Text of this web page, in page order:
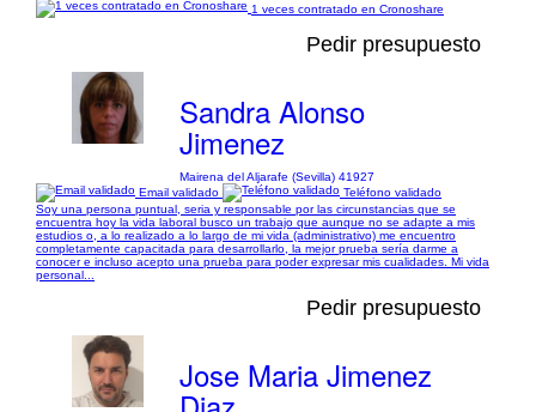
1 veces contratado en Cronoshare
Pedir presupuesto
Sandra Alonso
Jimenez
Mairena del Aljarafe (Sevilla) 41927
Email validado
Teléfono validado
Soy una persona puntual, seria y responsable por las circunstancias que se
encuentra hoy la vida laboral busco un trabajo que aunque no se adapte a mis
estudios o, a lo realizado a lo largo de mi vida (administrativo) me encuentro
completamente capacitada para desarrollarlo, la mejor prueba sería darme a
conocer e incluso acepto una prueba para poder expresar mis cualidades. Mi vida
personal...
Pedir presupuesto
Jose Maria Jimenez